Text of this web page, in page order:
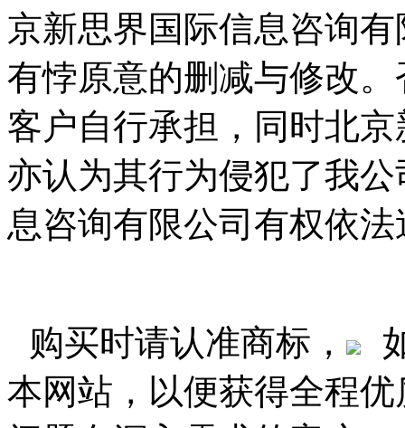
京新思界国际信息咨询
有悖原意的删减与修改
客户自行承担，同时北
亦认为其行为侵犯了我
息咨询有限公司有权依
购买时请认准商标，
本网站，以便获得全程